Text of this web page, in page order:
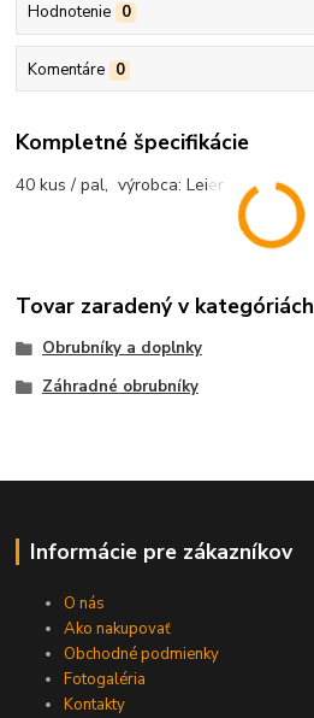
Hodnotenie 0
Komentáre 0
Kompletné špecifikácie
40 kus / pal, výrobca: Leier
Tovar zaradený v kategóriách
Obrubníky a doplnky
Záhradné obrubníky
Informácie pre zákazníkov
O nás
Ako nakupovať
Obchodné podmienky
Fotogaléria
Kontakty